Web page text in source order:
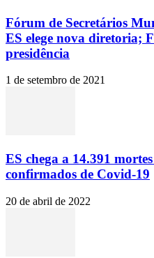
Fórum de Secretários
ES elege nova diretoria;
presidência
1 de setembro de 2021
ES chega a 14.391
confirmados de Covid-19
20 de abril de 2022